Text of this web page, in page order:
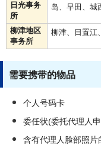
日光事务
所
岛、早田、城
柳津地区
事务所
柳津、日置江
需要携带的物品
个人号码卡
委任状(委托代理人
含有代理人脸部照